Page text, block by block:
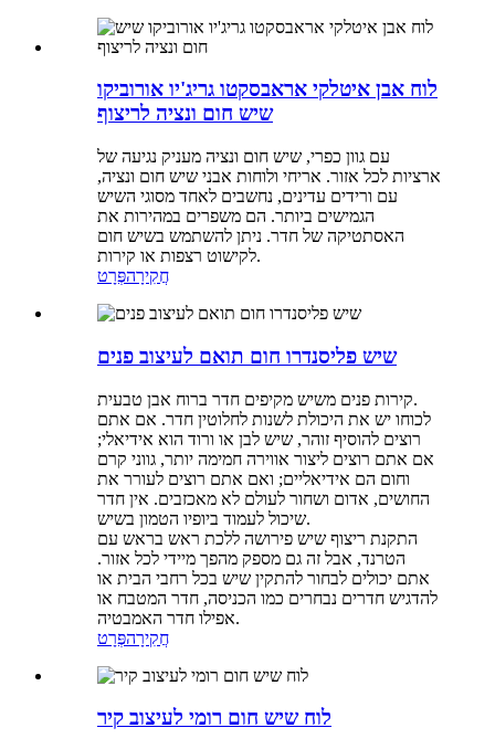
לוח אבן איטלקי אראבסקטו גריג'יו אורוביקו
שיש חום ונציה לריצוף
עם גוון כפרי, שיש חום ונציה מעניק נגיעה של
ארציות לכל אזור. אריחי ולוחות אבני שיש חום ונציה,
עם ורידים עדינים, נחשבים לאחד מסוגי השיש
הגמישים ביותר. הם משפרים במהירות את
האסתטיקה של חדר. ניתן להשתמש בשיש חום
לקישוט רצפות או קירות.
חֲקִירָהפְּרָט
שיש פליסנדרו חום תואם לעיצוב פנים
קירות פנים משיש מקיפים חדר ברוח אבן טבעית.
לכוחו יש את היכולת לשנות לחלוטין חדר. אם אתם
רוצים להוסיף זוהר, שיש לבן או ורוד הוא אידיאלי;
אם אתם רוצים ליצור אווירה חמימה יותר, גווני קרם
וחום הם אידיאליים; ואם אתם רוצים לעורר את
החושים, אדום ושחור לעולם לא מאכזבים. אין חדר
שיכול לעמוד ביופיו הטמון בשיש.
התקנת ריצוף שיש פירושה ללכת ראש בראש עם
הטרנד, אבל זה גם מספק מהפך מיידי לכל אזור.
אתם יכולים לבחור להתקין שיש בכל רחבי הבית או
להדגיש חדרים נבחרים כמו הכניסה, חדר המטבח או
אפילו חדר האמבטיה.
חֲקִירָהפְּרָט
לוח שיש חום רומי לעיצוב קיר